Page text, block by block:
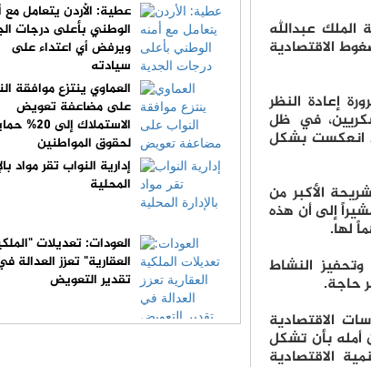
الملك عبدالله
الاقتصادية
إعادة النظر
في ظل
انعكست بشكل
الأكبر من
إلى أن هذه
لها.
النشاط
حاجة.
الاقتصادية
أمله بأن تشكل
الاقتصادية
عطية: الأردن يتعامل مع
الوطني بأعلى درجات
ويرفض أي اعتداء على
سيادته
العماوي ينتزع موافقة
على مضاعفة تعويض
الاستملاك إلى
لحقوق المواطنين
إدارية النواب تقر مواد
المحلية
العودات: تعديلات
العقارية" تعزز العدالة
تقدير التعويض